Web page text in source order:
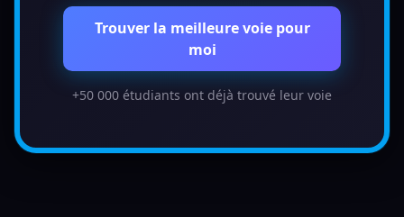
Trouver la meilleure voie pour
moi
+50 000 étudiants ont déjà trouvé leur voie